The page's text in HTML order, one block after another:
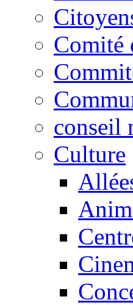
Comité
conseil
Culture